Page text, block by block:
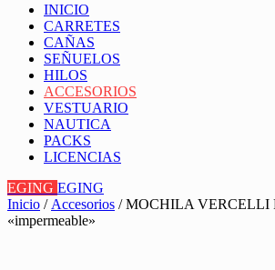
INICIO
CARRETES
CAÑAS
SEÑUELOS
HILOS
ACCESORIOS
VESTUARIO
NAUTICA
PACKS
LICENCIAS
EGING EGING
Inicio / Accesorios / MOCHILA VERCELLI
«impermeable»